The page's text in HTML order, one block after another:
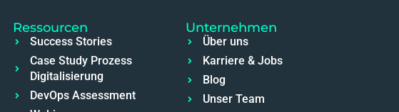
Ressourcen
Success Stories
Case Study Prozess
Digitalisierung
DevOps Assessment
Unternehmen
Über uns
Karriere & Jobs
Blog
Unser Team